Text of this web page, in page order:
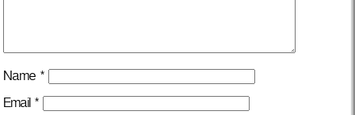
Name *
Email *